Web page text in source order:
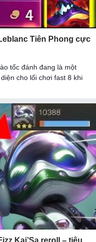
Tiên Phong cực
tốc đánh đang là một
cho lối chơi fast 8 khi
Kai’Sa reroll – tiêu